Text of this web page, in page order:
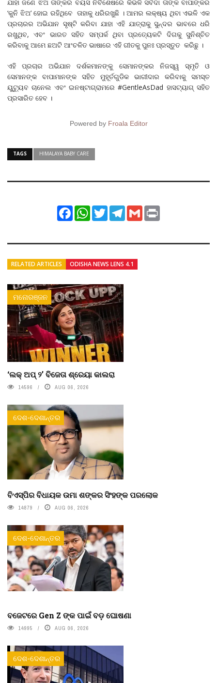
ଯାହା ଜଣେ ଝିଅ ତାଙ୍କର ବୟସ ନିର୍ବିଶେଷରେ କିଭଳି ସର୍ବଦା ତାଙ୍କ ବାପାଙ୍କର
‘କୁନି ଝିଅ’ ହୋଇ ରହିଥିବେ ତାହାକୁ ଧରିରଖୁଛି । ଆମର ଲକ୍ଷ୍ୟ ଥିବା ଏଭଳି ଏକ
ପ୍ରଚାରର ଅଭିଯାନ ସୃଷ୍ଟି କରିବା ଯାହା ଏହି ଯାତ୍ରାକୁ ସୁନ୍ଦର ଭାବରେ ଧରି
ରଖୁଥିବ, ଏବଂ ଭାରତ ସହିତ ସମ୍ପର୍କ ଥିବା ପ୍ରତ୍ୟେକଟି ଦିଗକୁ ସୁନିଶ୍ଚିତ
କରିବାକୁ ଆମେ ଛଅଟି ଆଂଚଳିତ ଭାଷାରେ ଏହି ଗୀତକୁ ପୁନଃ ପ୍ରସ୍ତୁତ କରିଛୁ ।
ଏହି ପ୍ରଚାର ଅଭିଯାନ ଦର୍ଶକମାନଙ୍କୁ ସେମାନଙ୍କର ନିଜସ୍ୱ ସ୍ମୃତି ଓ
ସେମାନଙ୍କ ବାପାମାନଙ୍କ ସହିତ ମୁହୂର୍ତଗୁଡିକ ଭାଗୀଦାର କରିବାକୁ ସମସ୍ତ
ୟୁଟୁ୍ୟବ ଚାନେଲ ଏବଂ ଇନଷ୍ଟାଗ୍ରାମରେ #GentleAsDad ହାସଟ୍ୟାଗ୍ ସହିତ
ପ୍ରସାରିତ ହେବ ।
Powered by Froala Editor
TAGS HIMALAYA BABY CARE
FacebookWhatsApp
TwitterTelegram
Gmail
RELATED ARTICLES ODISHA NEWS LENS 4.1
ମନୋରଞ୍ଜନ
‘ଲକ୍ ଅପ୍ ୨’ ବିଜେତା ଶ୍ରେୟା କାଲରା
14596 AUG 06, 2026
ଦେଶ-ଦେଶାନ୍ତର
ବିଏସ୍‌ପିର ବିଧାୟକ ଉମା ଶଙ୍କର ସିଂହଙ୍କ ପରଲୋକ
14879 AUG 06, 2026
ଦେଶ-ଦେଶାନ୍ତର
ବଜେଟରେ Gen Z ଙ୍କ ପାଇଁ ବଡ଼ ଘୋଷଣା
14995 AUG 06, 2026
ଦେଶ-ଦେଶାନ୍ତର